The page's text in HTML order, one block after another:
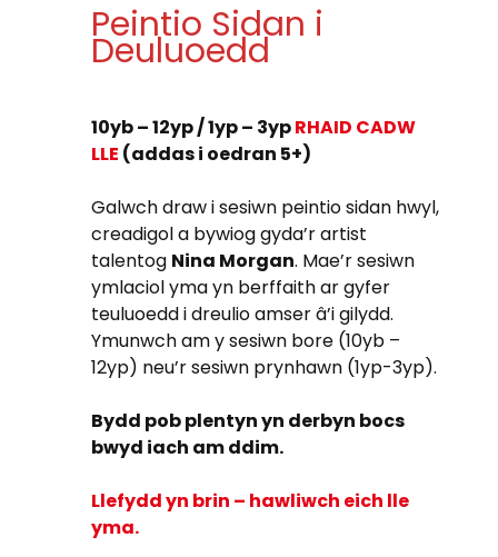
Peintio Sidan i
Deuluoedd
10yb – 12yp / 1yp – 3ypRHAID CADW
LLE (addas i oedran 5+)
Galwch draw i sesiwn peintio sidan hwyl,
creadigol a bywiog gyda’r artist
talentog Nina Morgan. Mae’r sesiwn
ymlaciol yma yn berffaith ar gyfer
teuluoedd i dreulio amser â’i gilydd.
Ymunwch am y sesiwn bore (10yb –
12yp) neu’r sesiwn prynhawn (1yp-3yp).
Bydd pob plentyn yn derbyn bocs
bwyd iach am ddim.
Llefydd yn brin – hawliwch eich lle
yma.